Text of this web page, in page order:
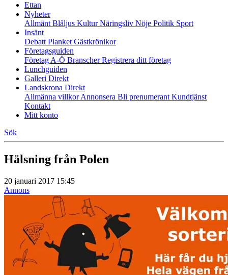
Ettan
Nyheter
Allmänt Blåljus KulturNäringsliv Nöje Politik Sport
Insänt
Debatt Planket Gästkrönikor
Företagsguiden
Företag A-Ö BranscherRegistrera ditt företag
Lunchguiden
Galleri Direkt
Landskrona Direkt
Allmänna villkorAnnonsera Bli prenumerant Kundtjänst
Kontakt
Mitt konto
Sök
Hälsning från Polen
20 januari 2017 15:45
Annons